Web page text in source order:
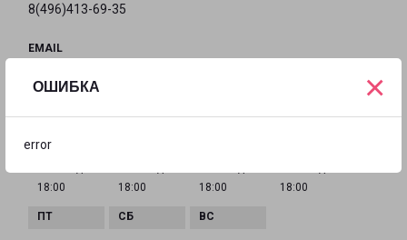
ОШИБКА
error
×
8(496)413-69-35
EMAIL
18:00
18:00
18:00
18:00